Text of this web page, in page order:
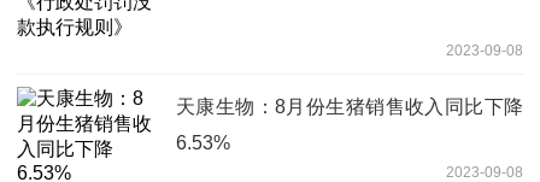
2023-09-08
天康生物：8月份生猪销售收入同比下降
6.53%
2023-09-08